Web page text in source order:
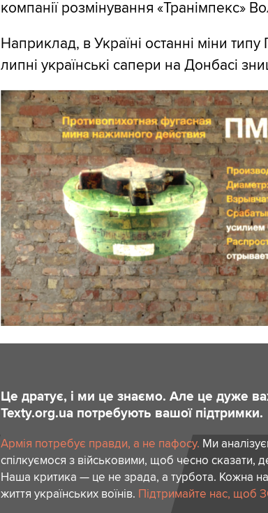
компанії розмінування «Транімпекс»
Наприклад, в Україні останні міни
липні українські сапери на Донбасі
Це дратує, і ми це знаємо. Але це дуже
Texty.org.ua потребують вашої підтримки.
Армія потребує правди, а не пафосу. Ми
спілкуємося з військовими, щоб чесно сказати,
Наша критика — це не зрада, а турбота. Кожна
життя українських воїнів. Підтримайте нас, щоб